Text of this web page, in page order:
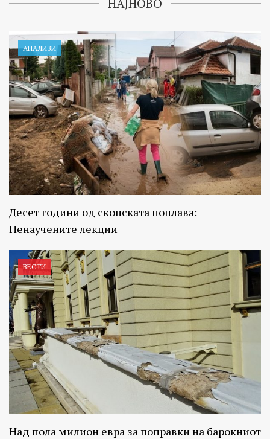
АНАЛИЗИ
Десет години од скопската поплава:
Ненаучените лекции
ВЕСТИ
Над пола милион евра за поправки на барокниот